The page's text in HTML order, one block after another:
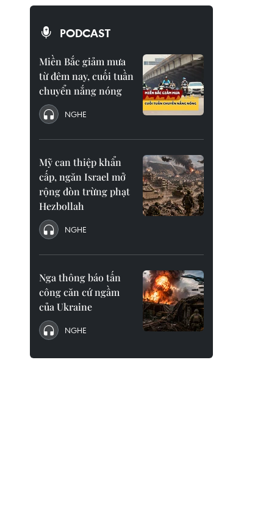
PODCAST
Miền Bắc giảm mưa
từ đêm nay, cuối tuần
chuyển nắng nóng
NGHE
Mỹ can thiệp khẩn
cấp, ngăn Israel mở
rộng đòn trừng phạt
Hezbollah
NGHE
Nga thông báo tấn
công căn cứ ngầm
của Ukraine
NGHE